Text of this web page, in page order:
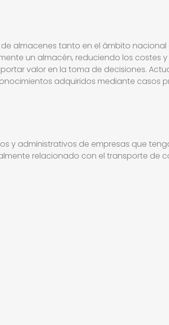
almacenes tanto en el ámbito nacional
un almacén, reduciendo los costes
valor en la toma de decisiones.
adquiridos mediante casos
y administrativos de empresas que
relacionado con el transporte de